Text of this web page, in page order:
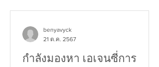
กำลังมองหา เอเจนซี่การ
benyavyck
21 ต.ค. 2567